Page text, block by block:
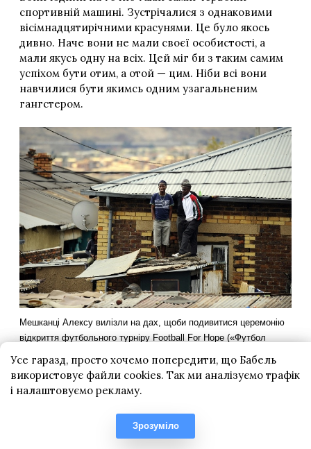
Усе гаразд, просто хочемо попередити, що Бабель
використовує файли cookies. Так ми аналізуємо трафік
і налаштовуємо рекламу.
Зрозуміло